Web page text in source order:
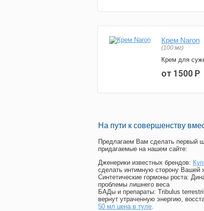
Крем Naron
(100 мг)
Крем для
от 1500Р
На пути к совершенству
Предлагаем Вам сделать первый
придагаемые на нашем сайте:
Дженерики известных брендов:
сделать интимную сторону Вашей
Синтетические гормоны роста:
проблемы лишнего веса
БАДы и препараты: Tribulus
вернут утраченную энергию,
50 мл цена в туле.